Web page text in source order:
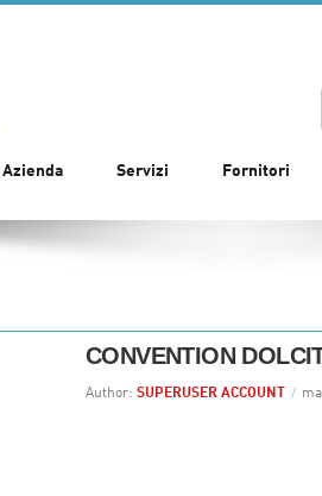
Azienda Servizi Fornitori
CONVENTION
Author: SUPERUSER ACCOUNT /